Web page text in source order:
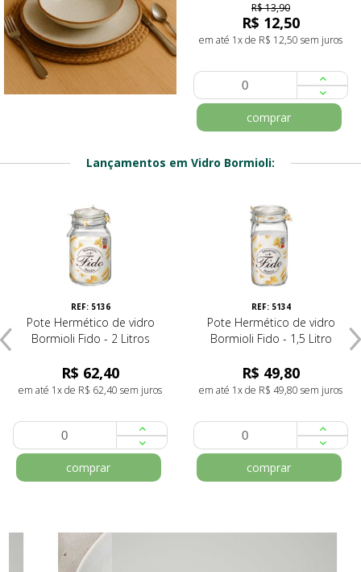
R$ 19,80
em até 1x de R$ 19,80 sem juros
R$ 13,90
R$ 12,50
em até 1x de R$ 12,50 sem juros
comprar
Lançamentos em Vidro Bormioli:
REF: 5136
Pote Hermético de vidro
Bormioli Fido - 2 Litros
R$ 62,40
em até 1x de R$ 62,40 sem juros
comprar
REF: 5134
Pote Hermético de vidro
Bormioli Fido - 1,5 Litro
R$ 49,80
em até 1x de R$ 49,80 sem juros
comprar